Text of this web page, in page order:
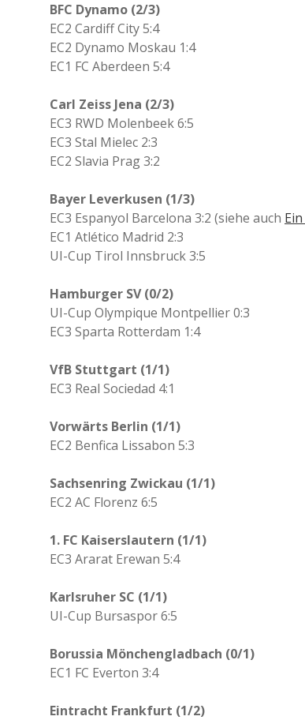
BFC Dynamo (2/3)
EC2 Cardiff City 5:4
EC2 Dynamo Moskau 1:4
EC1 FC Aberdeen 5:4
Carl Zeiss Jena (2/3)
EC3 RWD Molenbeek 6:5
EC3 Stal Mielec 2:3
EC2 Slavia Prag 3:2
Bayer Leverkusen (1/3)
EC3 Espanyol Barcelona 3:2 (siehe auch
EC1 Atlético Madrid 2:3
UI-Cup Tirol Innsbruck 3:5
Hamburger SV (0/2)
UI-Cup Olympique Montpellier 0:3
EC3 Sparta Rotterdam 1:4
VfB Stuttgart (1/1)
EC3 Real Sociedad 4:1
Vorwärts Berlin (1/1)
EC2 Benfica Lissabon 5:3
Sachsenring Zwickau (1/1)
EC2 AC Florenz 6:5
1. FC Kaiserslautern (1/1)
EC3 Ararat Erewan 5:4
Karlsruher SC (1/1)
UI-Cup Bursaspor 6:5
Borussia Mönchengladbach (0/1)
EC1 FC Everton 3:4
Eintracht Frankfurt (1/2)